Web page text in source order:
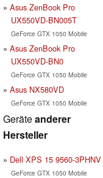
Asus ZenBook Pro
UX550VD-BN005T
GeForce GTX 1050 Mobile
Asus ZenBook Pro
UX550VD-BN0
GeForce GTX 1050 Mobile
Asus NX580VD
GeForce GTX 1050 Mobile
Geräteanderer
Hersteller
Dell XPS 15 9560-3PHNV
GeForce GTX 1050 Mobile